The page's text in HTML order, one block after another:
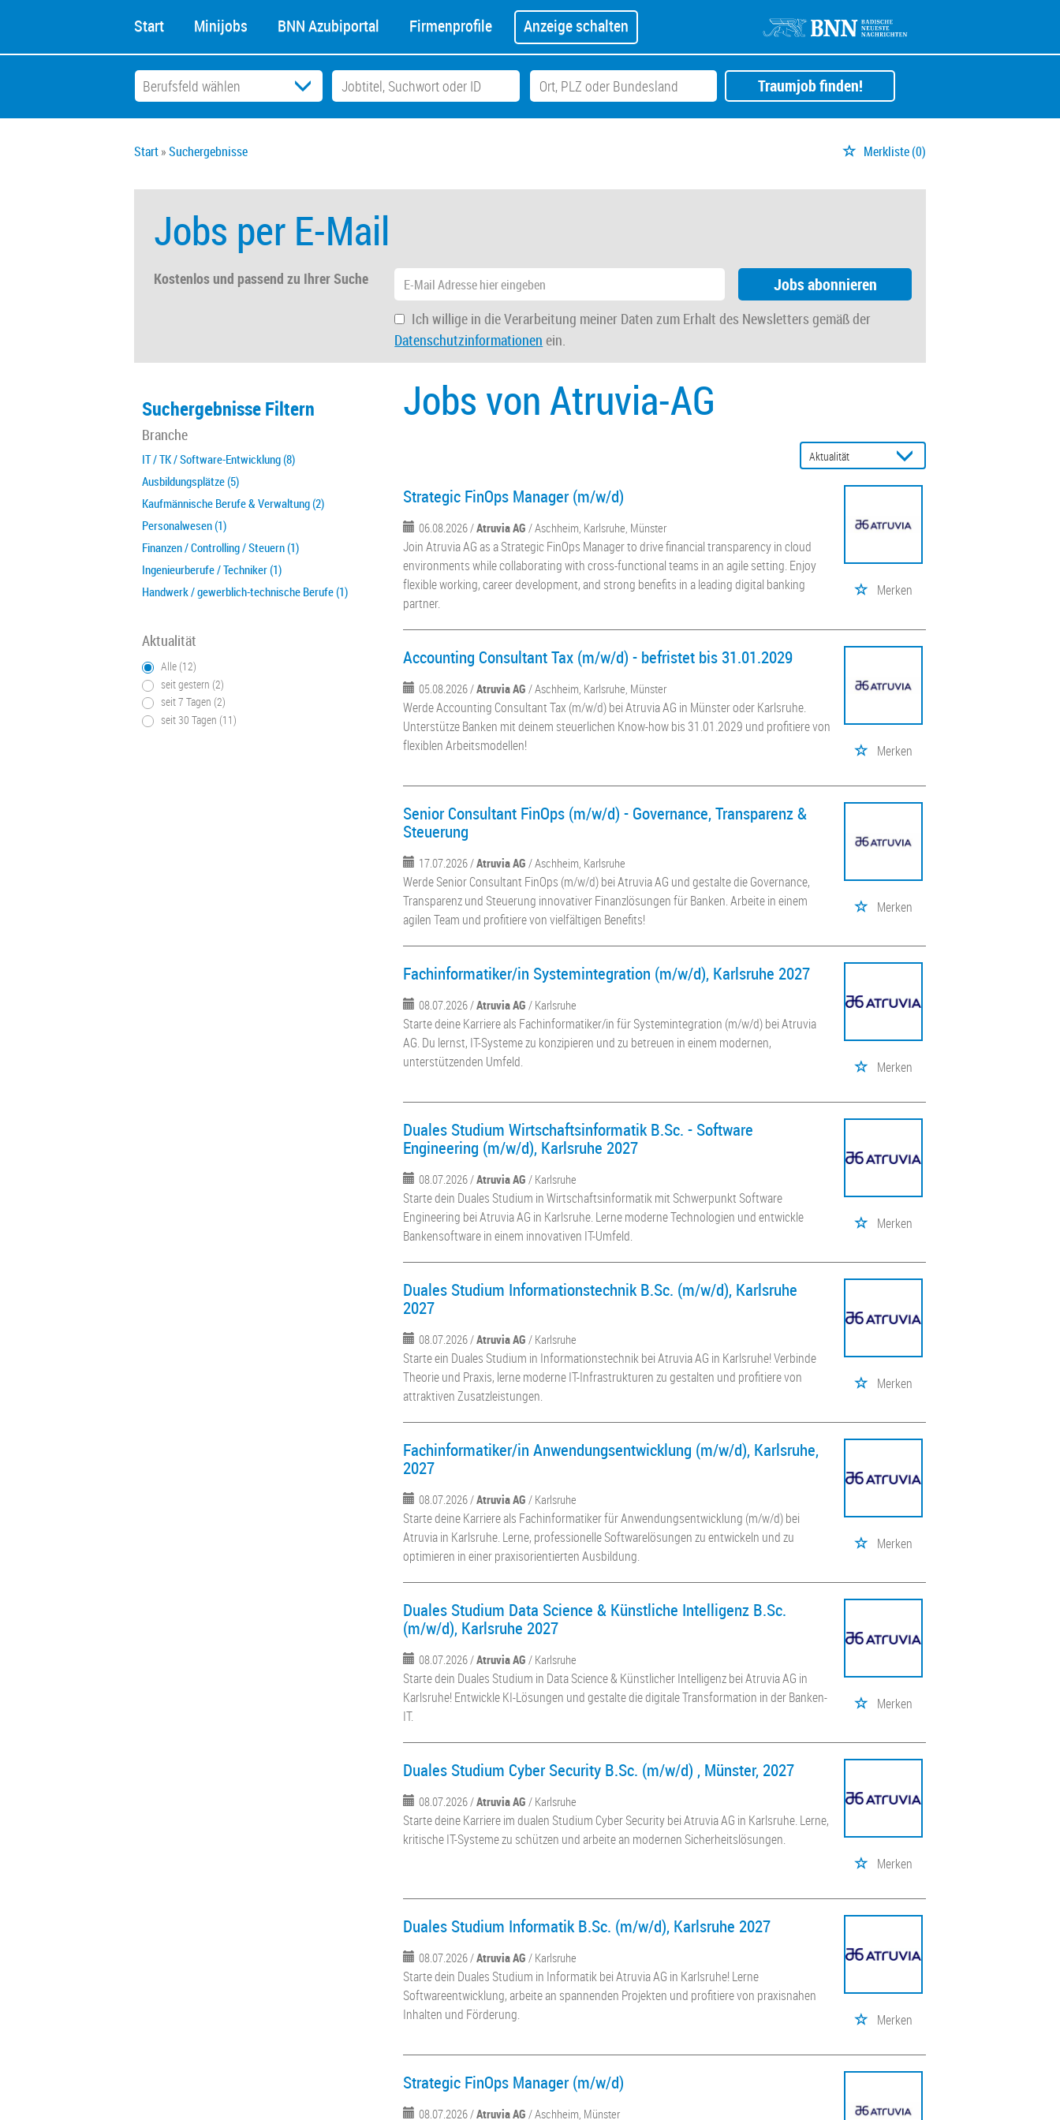
Start Minijobs BNN Azubiportal Firmenprofile Anzeige schalten
Traumjob finden!
Start Suchergebnisse Merkliste(0)
Jobs per E-Mail
Kostenlos und passend zu Ihrer Suche Jobs abonnieren
Ich willige in die Verarbeitung meiner Daten zum Erhalt des Newsletters gemäß der
Datenschutzinformationen ein.
Suchergebnisse Filtern
Branche
IT / TK / Software-Entwicklung (8)
Ausbildungsplätze (5)
Kaufmännische Berufe & Verwaltung (2)
Personalwesen (1)
Finanzen / Controlling / Steuern (1)
Ingenieurberufe / Techniker (1)
Handwerk / gewerblich-technische Berufe (1)
Aktualität
Alle (12)
seit gestern (2)
seit 7 Tagen (2)
seit 30 Tagen (11)
Jobs von Atruvia-AG
Strategic FinOps Manager (m/w/d)
06.08.2026 /Atruvia AG / Aschheim, Karlsruhe, Münster
Join Atruvia AG as a Strategic FinOps Manager to drive financial transparency in cloud
environments while collaborating with cross-functional teams in an agile setting. Enjoy
flexible working, career development, and strong benefits in a leading digital banking
partner.
Merken
Accounting Consultant Tax (m/w/d) - befristet bis 31.01.2029
05.08.2026 /Atruvia AG / Aschheim, Karlsruhe, Münster
Werde Accounting Consultant Tax (m/w/d) bei Atruvia AG in Münster oder Karlsruhe.
Unterstütze Banken mit deinem steuerlichen Know-how bis 31.01.2029 und profitiere von
flexiblen Arbeitsmodellen!
Merken
Senior Consultant FinOps (m/w/d) - Governance, Transparenz &
Steuerung
17.07.2026 /Atruvia AG / Aschheim, Karlsruhe
Werde Senior Consultant FinOps (m/w/d) bei Atruvia AG und gestalte die Governance,
Transparenz und Steuerung innovativer Finanzlösungen für Banken. Arbeite in einem
agilen Team und profitiere von vielfältigen Benefits!
Merken
Fachinformatiker/in Systemintegration (m/w/d), Karlsruhe 2027
08.07.2026 /Atruvia AG / Karlsruhe
Starte deine Karriere als Fachinformatiker/in für Systemintegration (m/w/d) bei Atruvia
AG. Du lernst, IT-Systeme zu konzipieren und zu betreuen in einem modernen,
unterstützenden Umfeld.
Merken
Duales Studium Wirtschaftsinformatik B.Sc. - Software
Engineering (m/w/d), Karlsruhe 2027
08.07.2026 /Atruvia AG / Karlsruhe
Starte dein Duales Studium in Wirtschaftsinformatik mit Schwerpunkt Software
Engineering bei Atruvia AG in Karlsruhe. Lerne moderne Technologien und entwickle
Bankensoftware in einem innovativen IT-Umfeld.
Merken
Duales Studium Informationstechnik B.Sc. (m/w/d), Karlsruhe
2027
08.07.2026 /Atruvia AG / Karlsruhe
Starte ein Duales Studium in Informationstechnik bei Atruvia AG in Karlsruhe! Verbinde
Theorie und Praxis, lerne moderne IT-Infrastrukturen zu gestalten und profitiere von
attraktiven Zusatzleistungen.
Merken
Fachinformatiker/in Anwendungsentwicklung (m/w/d), Karlsruhe,
2027
08.07.2026 /Atruvia AG / Karlsruhe
Starte deine Karriere als Fachinformatiker für Anwendungsentwicklung (m/w/d) bei
Atruvia in Karlsruhe. Lerne, professionelle Softwarelösungen zu entwickeln und zu
optimieren in einer praxisorientierten Ausbildung.
Merken
Duales Studium Data Science & Künstliche Intelligenz B.Sc.
(m/w/d), Karlsruhe 2027
08.07.2026 /Atruvia AG / Karlsruhe
Starte dein Duales Studium in Data Science & Künstlicher Intelligenz bei Atruvia AG in
Karlsruhe! Entwickle KI-Lösungen und gestalte die digitale Transformation in der Banken-
IT.
Merken
Duales Studium Cyber Security B.Sc. (m/w/d) , Münster, 2027
08.07.2026 /Atruvia AG / Karlsruhe
Starte deine Karriere im dualen Studium Cyber Security bei Atruvia AG in Karlsruhe. Lerne,
kritische IT-Systeme zu schützen und arbeite an modernen Sicherheitslösungen.
Merken
Duales Studium Informatik B.Sc. (m/w/d), Karlsruhe 2027
08.07.2026 /Atruvia AG / Karlsruhe
Starte dein Duales Studium in Informatik bei Atruvia AG in Karlsruhe! Lerne
Softwareentwicklung, arbeite an spannenden Projekten und profitiere von praxisnahen
Inhalten und Förderung.
Merken
Strategic FinOps Manager (m/w/d)
08.07.2026 /Atruvia AG / Aschheim, Münster